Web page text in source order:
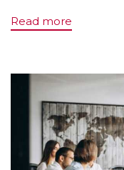
Read more